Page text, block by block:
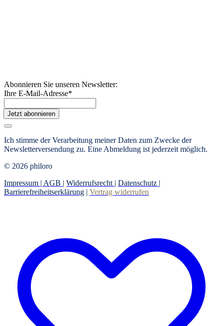
Abonnieren Sie unseren Newsletter:
Ihre E-Mail-Adresse*
Jetzt abonnieren
Ich stimme der Verarbeitung meiner Daten zum Zwecke der
Newsletterversendung zu. Eine Abmeldung ist jederzeit möglich.
© 2026 philoro
Impressum | AGB | Widerrufsrecht | Datenschutz |
Barrierefreiheitserklärung | Vertrag widerrufen